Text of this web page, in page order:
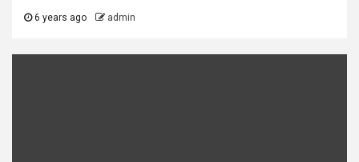
6 years ago admin